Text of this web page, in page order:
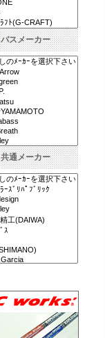
バスメーカー
共通メーカー